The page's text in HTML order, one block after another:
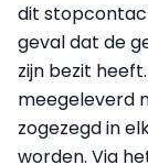
dit
geval dat de
zijn bezit
meegeleverd
zogezegd in
worden. Via